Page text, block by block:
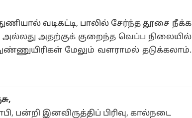
வடிகட்டி, பாலில் சேர்ந்த தூசை நீக்க
அல்லது அதற்குக் குறைந்த வெப்ப நிலையில்
மேலும் வளராமல் தடுக்கலாம்.
பன்றி இனவிருத்திப் பிரிவு, கால்நடை